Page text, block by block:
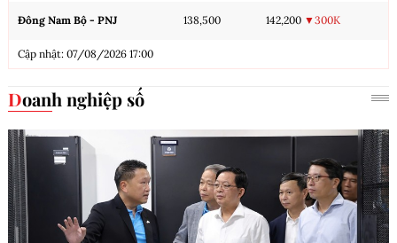
Đông Nam Bộ - PNJ 138,500 142,200 ▼300K
Cập nhật: 07/08/2026 17:00
Doanh nghiệp số